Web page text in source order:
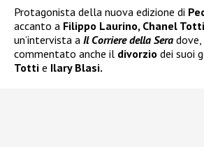
Protagonista della nuova edizione di
accanto a Filippo Laurino, Chanel Totti
un’intervista a Il Corriere della Sera
commentato anche il divorzio dei suoi
Totti e Ilary Blasi.